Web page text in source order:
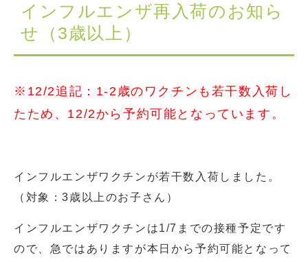
インフルエンザ再入荷のお知ら
せ（3歳以上）
※12/2追記：1-2歳のワクチンも若干数入荷し
たため、12/2から予約可能となっています。
インフルエンザワクチンが若干数入荷しました。
（対象：3歳以上のお子さん）
インフルエンザワクチンは1/7までの接種予定です
ので、急ではありますが本日から予約可能となって